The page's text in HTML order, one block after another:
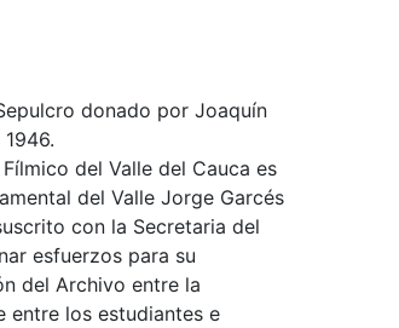
donado por Joaquín
del Valle del Cauca es
del Valle Jorge Garcés
con la Secretaria del
esfuerzos para su
del Archivo entre la
entre los estudiantes e